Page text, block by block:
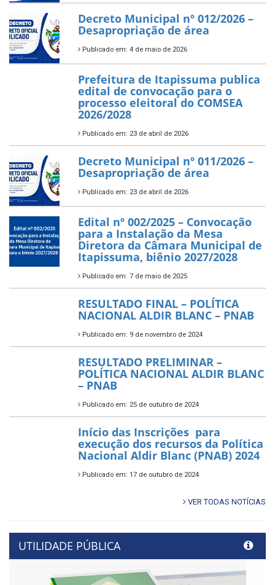
Decreto Municipal nº 012/2026 –
Desapropriação de área
Publicado em: 4 de maio de 2026
Prefeitura de Itapissuma publica
edital de convocação para o
processo eleitoral do COMSEA
2026/2028
Publicado em: 23 de abril de 2026
Decreto Municipal nº 011/2026 –
Desapropriação de área
Publicado em: 23 de abril de 2026
Edital nº 002/2025 – Convocação
para a Instalação da Mesa
Diretora da Câmara Municipal de
Itapissuma, biênio 2027/2028
Publicado em: 7 de maio de 2025
RESULTADO FINAL – POLÍTICA
NACIONAL ALDIR BLANC – PNAB
Publicado em: 9 de novembro de 2024
RESULTADO PRELIMINAR –
POLÍTICA NACIONAL ALDIR BLANC
– PNAB
Publicado em: 25 de outubro de 2024
Início das Inscrições para
execução dos recursos da Política
Nacional Aldir Blanc (PNAB) 2024
Publicado em: 17 de outubro de 2024
VER TODAS NOTÍCIAS
UTILIDADE PÚBLICA